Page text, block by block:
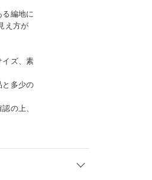
編地に
え方が
ズ、素
多少の
の上、